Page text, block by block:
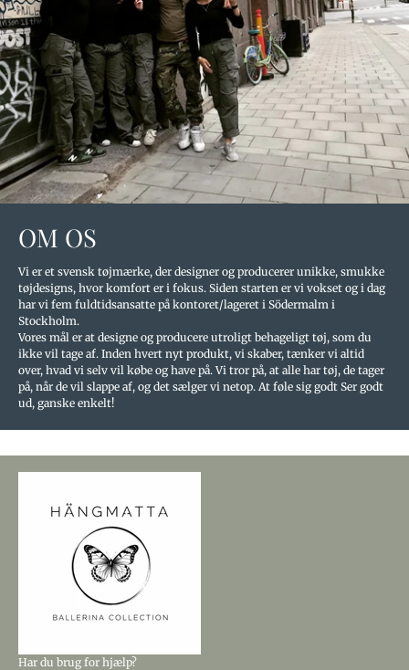
OM OS
Vi er et svensk tøjmærke, der designer og producerer unikke, smukke
tøjdesigns, hvor komfort er i fokus. Siden starten er vi vokset og i dag
har vi fem fuldtidsansatte på kontoret/lageret i Södermalm i
Stockholm.
Vores mål er at designe og producere utroligt behageligt tøj, som du
ikke vil tage af. Inden hvert nyt produkt, vi skaber, tænker vi altid
over, hvad vi selv vil købe og have på. Vi tror på, at alle har tøj, de tager
på, når de vil slappe af, og det sælger vi netop. At føle sig godt Ser godt
ud, ganske enkelt!
Har du brug for hjælp?